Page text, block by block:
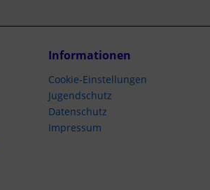
Informationen
Cookie-Einstellungen
Jugendschutz
Datenschutz
Impressum